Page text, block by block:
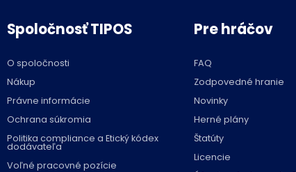
Spoločnosť TIPOS
O spoločnosti
Nákup
Právne informácie
Ochrana súkromia
Politika compliance a Etický kódex
dodávateľa
Voľné pracovné pozície
Pre hráčov
FAQ
Zodpovedné hranie
Novinky
Herné plány
Štatúty
Licencie